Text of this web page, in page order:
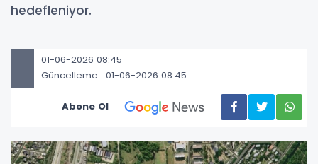
hedefleniyor.
01-06-2026 08:45
Güncelleme : 01-06-2026 08:45
Abone Ol